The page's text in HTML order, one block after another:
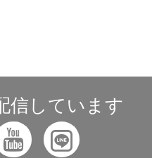
信しています